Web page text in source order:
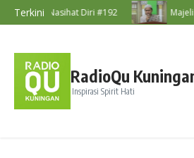
Lewati ke konten
Terkini Nasihat Diri #192
RadioQu
Inspirasi Spirit Hati